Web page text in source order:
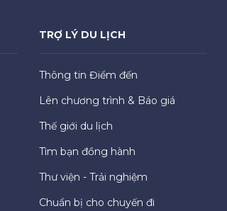
TRỢ LÝ DU LỊCH
Thông tin Điểm đến
Lên chương trình & Báo giá
Thế giới du lịch
Tìm bạn đồng hành
Thư viện - Trải nghiệm
Chuẩn bị cho chuyến đi